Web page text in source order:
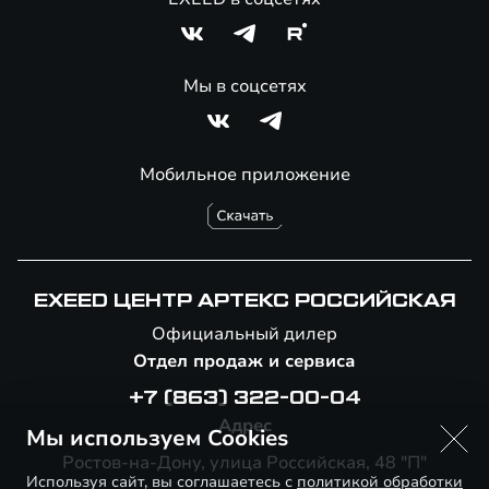
Мобильное приложение
Мы в соцсетях
EXEED ЦЕНТР АРТЕКС РОССИЙСКАЯ
Официальный дилер
Отдел продаж и сервиса
+7 (863) 322-00-04
Адрес
Ростов-на-Дону, улица Российская, 48 "П"
Мы используем Cookies
Используя сайт, вы соглашаетесь с политикой обработки